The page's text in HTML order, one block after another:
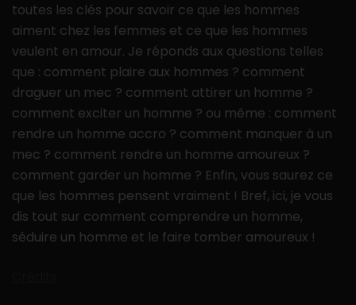
toutes les clés pour savoir ce que les hommes
aiment chez les femmes et ce que les hommes
veulent en amour. Je réponds aux questions telles
que : comment plaire aux hommes ? comment
draguer un mec ? comment attirer un homme ?
comment exciter un homme ? ou même : comment
rendre un homme accro ? comment manquer à un
mec ? comment rendre un homme amoureux ?
comment garder un homme ? Enfin, vous saurez ce
que les hommes pensent vraiment ! Bref, ici, je vous
dis tout sur comment comprendre un homme,
séduire un homme et le faire tomber amoureux !